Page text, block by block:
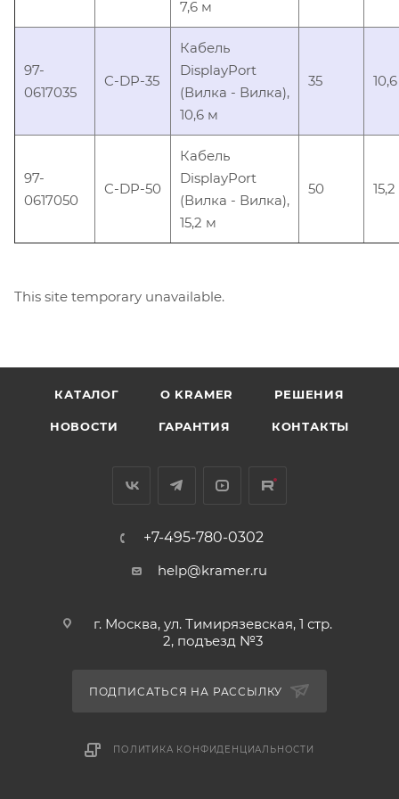
7,6 м
97-
0617035
C-DP-35
Кабель
DisplayPort
(Вилка - Вилка),
10,6 м
35 10,6
97-
0617050
C-DP-50
Кабель
DisplayPort
(Вилка - Вилка),
15,2 м
50 15,2
This site temporary unavailable.
КАТАЛОГ O KRAMER РЕШЕНИЯ
НОВОСТИ ГАРАНТИЯ КОНТАКТЫ
+7-495-780-0302
help@kramer.ru
г. Москва, ул. Тимирязевская, 1 стр.
2, подъезд №3
ПОДПИСАТЬСЯ НА РАССЫЛКУ
ПОЛИТИКА КОНФИДЕНЦИАЛЬНОСТИ